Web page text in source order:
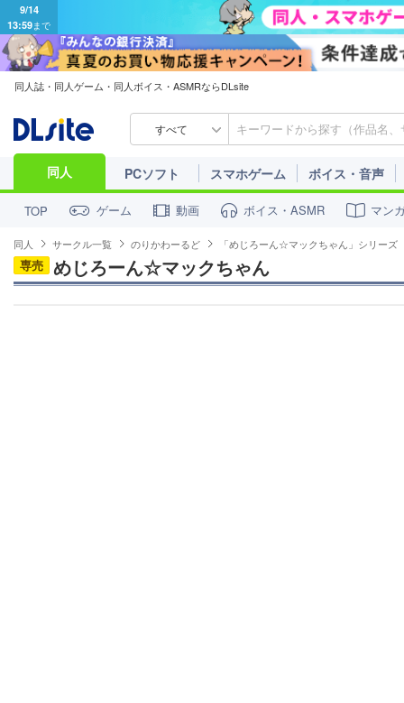
9/14
13:59まで
同人誌・同人ゲーム・同人ボイス・ASMRならDLsite
すべて
同人 PCソフト スマホゲーム ボイス・音声
TOP ゲーム 動画 ボイス・ASMR マン
同人 サークル一覧 のりかわーるど 「めじろーん☆マックちゃん」シリーズ
専売 めじろーん☆マックちゃん